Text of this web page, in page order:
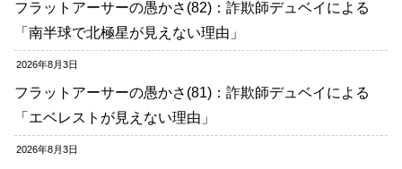
フラットアーサーの愚かさ(82)：詐欺師デュベイによる
「南半球で北極星が見えない理由」
2026年8月3日
フラットアーサーの愚かさ(81)：詐欺師デュベイによる
「エベレストが見えない理由」
2026年8月3日